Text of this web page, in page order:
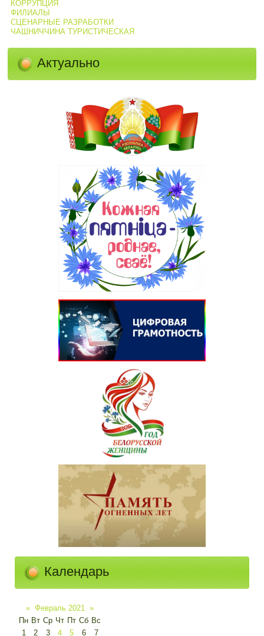
КОРРУПЦИЯ
ФИЛИАЛЫ
СЦЕНАРНЫЕ РАЗРАБОТКИ
ЧАШНИЧЧИНА ТУРИСТИЧЕСКАЯ
Актуально
Календарь
« Февраль 2021
»
Пн Вт Ср Чт Пт Сб Вс
1
2 3 4 5 6
7